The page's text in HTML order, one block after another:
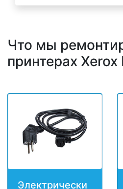
Что мы
принтерах Xerox
Электрически